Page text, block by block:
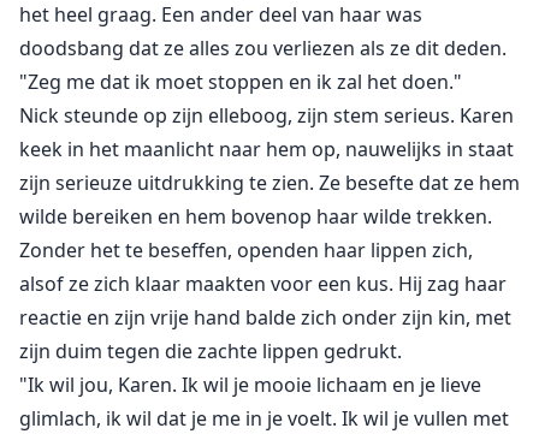
het heel graag. Een ander deel van haar was
doodsbang dat ze alles zou verliezen als ze dit deden.
"Zeg me dat ik moet stoppen en ik zal het doen."
Nick steunde op zijn elleboog, zijn stem serieus. Karen
keek in het maanlicht naar hem op, nauwelijks in staat
zijn serieuze uitdrukking te zien. Ze besefte dat ze hem
wilde bereiken en hem bovenop haar wilde trekken.
Zonder het te beseffen, openden haar lippen zich,
alsof ze zich klaar maakten voor een kus. Hij zag haar
reactie en zijn vrije hand balde zich onder zijn kin, met
zijn duim tegen die zachte lippen gedrukt.
"Ik wil jou, Karen. Ik wil je mooie lichaam en je lieve
glimlach, ik wil dat je me in je voelt. Ik wil je vullen met